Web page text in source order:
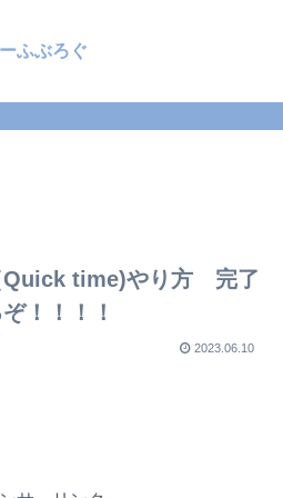
ふぶろぐ
time)やり方 完了
！！！！
2023.06.10